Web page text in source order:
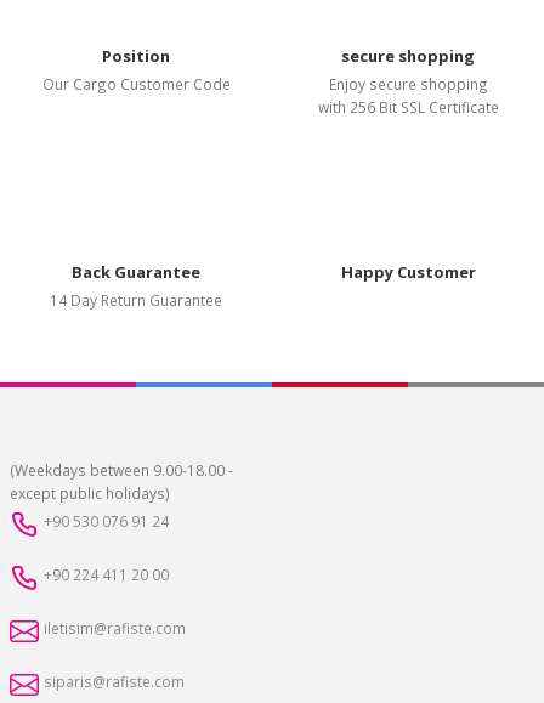
Position
Our Cargo Customer Code
secure shopping
Enjoy secure shopping
with 256 Bit SSL Certificate
Back Guarantee
14 Day Return Guarantee
Happy Customer
(Weekdays between 9.00-18.00 -
except public holidays)
+90 530 076 91 24
+90 224 411 20 00
iletisim@rafiste.com
siparis@rafiste.com